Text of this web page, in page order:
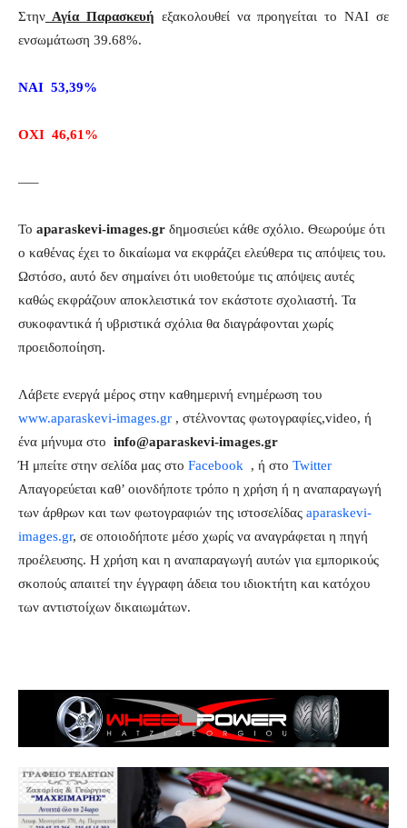
Στην Αγία Παρασκευή εξακολουθεί να προηγείται το ΝΑΙ σε
ενσωμάτωση 39.68%.
ΝΑΙ 53,39%
ΟΧΙ 46,61%
—–
Το aparaskevi-images.gr δημοσιεύει κάθε σχόλιο. Θεωρούμε ότι
ο καθένας έχει το δικαίωμα να εκφράζει ελεύθερα τις απόψεις του.
Ωστόσο, αυτό δεν σημαίνει ότι υιοθετούμε τις απόψεις αυτές
καθώς εκφράζουν αποκλειστικά τον εκάστοτε σχολιαστή. Τα
συκοφαντικά ή υβριστικά σχόλια θα διαγράφονται χωρίς
προειδοποίηση.
Λάβετε ενεργά μέρος στην καθημερινή ενημέρωση του
www.aparaskevi-images.gr , στέλνοντας φωτογραφίες,video, ή
ένα μήνυμα στο info@aparaskevi-images.gr
Ή μπείτε στην σελίδα μας στο Facebook , ή στο Twitter
Απαγορεύεται καθ’ οιονδήποτε τρόπο η χρήση ή η αναπαραγωγή
των άρθρων και των φωτογραφιών της ιστοσελίδας aparaskevi-
images.gr, σε οποιοδήποτε μέσο χωρίς να αναγράφεται η πηγή
προέλευσης. Η χρήση και η αναπαραγωγή αυτών για εμπορικούς
σκοπούς απαιτεί την έγγραφη άδεια του ιδιοκτήτη και κατόχου
των αντιστοίχων δικαιωμάτων.